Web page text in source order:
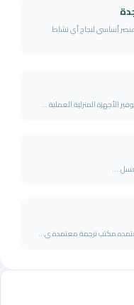
أساسي لنجاح أي نشاط
المنزلية العملية ...
مكتب ترجمة معتمدة ي...